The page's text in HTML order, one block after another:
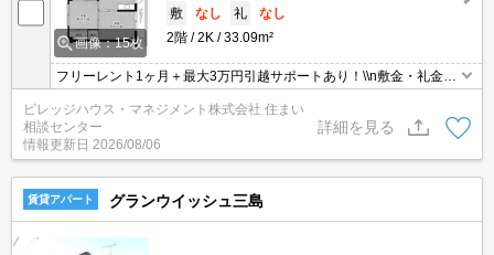
画像：15枚
敷
なし 礼
なし
2階
2K 33.09m²
フリーレント1ヶ月＋最大3万円引越サポートあり！\\n敷金・礼金・
かりする場合がございます。
ビレッジハウス・マネジメント株式会社 住まい
相談センター
情報更新日 2026/08/06
詳細を見る
賃貸アパート グランウイッシュ三島